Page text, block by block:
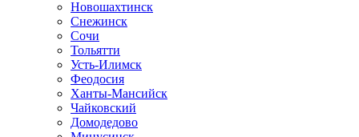
Новошахтинск
Снежинск
Сочи
Тольятти
Усть-Илимск
Феодосия
Ханты-Мансийск
Чайковский
Домодедово